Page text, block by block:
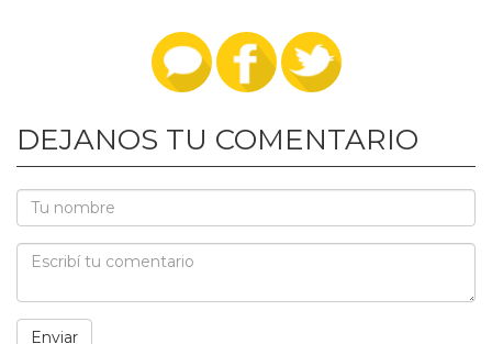
DEJANOS TU COMENTARIO